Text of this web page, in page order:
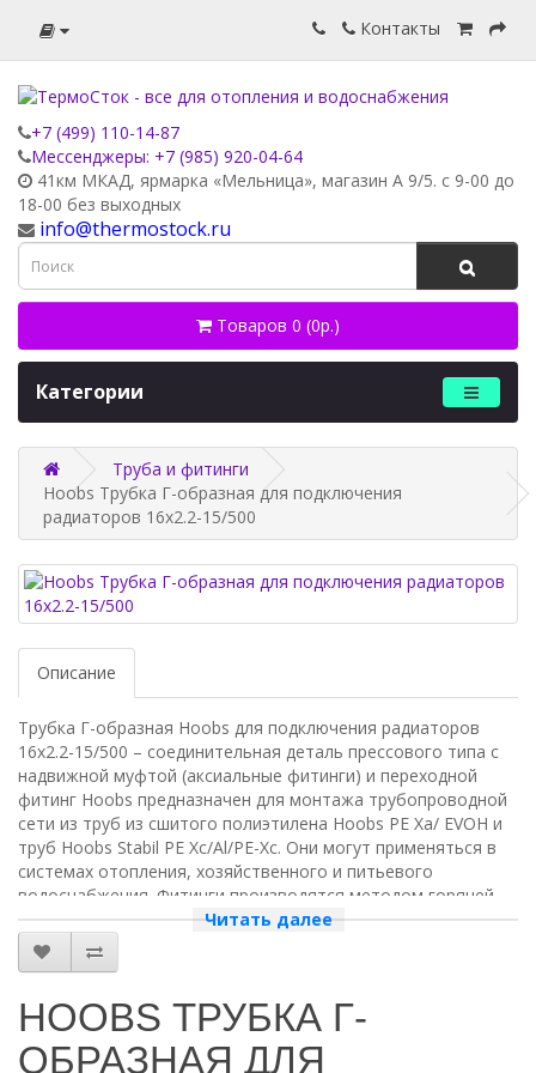
Контакты
+7 (499) 110-14-87
Мессенджеры: +7 (985) 920-04-64
41км МКАД, ярмарка «Мельница», магазин А 9/5. с 9-00 до
18-00 без выходных
info@thermostock.ru
Товаров 0 (0р.)
Категории
Труба и фитинги
Hoobs Трубка Г-образная для подключения
радиаторов 16x2.2-15/500
Описание
Трубка Г-образная Hoobs для подключения радиаторов
16x2.2-15/500 – соединительная деталь прессового типа с
надвижной муфтой (аксиальные фитинги) и переходной
фитинг Hoobs предназначен для монтажа трубопроводной
сети из труб из сшитого полиэтилена Hoobs PE Ха/ EVOH и
труб Hoobs Stabil PE Xc/Al/PE-Xc. Они могут применяться в
системах отопления, хозяйственного и питьевого
водоснабжения. Фитинги производятся методом горячей
штамповки с последующей механической обработкой.
- для труб с наружным диаметром: 16-32 мм
- длина 500 мм
Читать далее
HOOBS ТРУБКА Г-
ОБРАЗНАЯ ДЛЯ